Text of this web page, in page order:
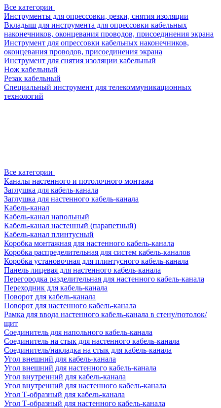
Все категории
Инструменты для опрессовки, резки, снятия изоляции
Вкладыш для инструмента для опрессовки кабельных
наконечников, оконцевания проводов, присоединения экрана
Инструмент для опрессовки кабельных наконечников,
оконцевания проводов, присоединения экрана
Инструмент для снятия изоляции кабельный
Нож кабельный
Резак кабельный
Специальный инструмент для телекоммуникационных
технологий
Все категории
Каналы настенного и потолочного монтажа
Заглушка для кабель-канала
Заглушка для настенного кабель-канала
Кабель-канал
Кабель-канал напольный
Кабель-канал настенный (парапетный)
Кабель-канал плинтусный
Коробка монтажная для настенного кабель-канала
Коробка распределительная для систем кабель-каналов
Коробка установочная для плинтусного кабель-канала
Панель лицевая для настенного кабель-канала
Перегородка разделительная для настенного кабель-канала
Переходник для кабель-канала
Поворот для кабель-канала
Поворот для настенного кабель-канала
Рамка для ввода настенного кабель-канала в стену/потолок/
щит
Соединитель для напольного кабель-канала
Соединитель на стык для настенного кабель-канала
Соединитель/накладка на стык для кабель-канала
Угол внешний для кабель-канала
Угол внешний для настенного кабель-канала
Угол внутренний для кабель-канала
Угол внутренний для настенного кабель-канала
Угол Т-образный для кабель-канала
Угол Т-образный для настенного кабель-канала